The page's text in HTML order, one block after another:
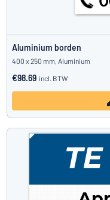
Aluminium borden
400 x 250 mm, Aluminium
€98.69 incl. BTW